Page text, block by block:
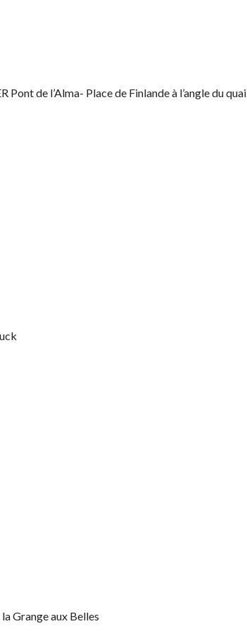
de l’Alma- Place de Finlande à l’angle du quai
Grange aux Belles